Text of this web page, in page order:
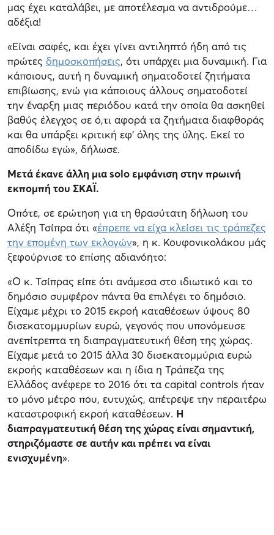
μας έχει καταλάβει, με αποτέλεσμα να αντιδρούμε…
αδέξια!
«Είναι σαφές, και έχει γίνει αντιληπτό ήδη από τις
πρώτες δημοσκοπήσεις, ότι υπάρχει μια δυναμική. Για
κάποιους, αυτή η δυναμική σηματοδοτεί ζητήματα
επιβίωσης, ενώ για κάποιους άλλους σηματοδοτεί
την έναρξη μιας περιόδου κατά την οποία θα ασκηθεί
βαθύς έλεγχος σε ό,τι αφορά τα ζητήματα διαφθοράς
και θα υπάρξει κριτική εφ’ όλης της ύλης. Εκεί το
αποδίδω εγώ», δήλωσε.
Μετά έκανε άλλη μια solo εμφάνιση στην πρωινή
εκπομπή του ΣΚΑΪ.
Οπότε, σε ερώτηση για τη θρασύτατη δήλωση του
Αλέξη Τσίπρα ότι «έπρεπε να είχα κλείσει τις τράπεζες
την επομένη των εκλογών», η κ. Κουφονικολάκου μάς
ξεφούρνισε το επίσης αδιανόητο:
«Ο κ. Τσίπρας είπε ότι ανάμεσα στο ιδιωτικό και το
δημόσιο συμφέρον πάντα θα επιλέγει το δημόσιο.
Είχαμε μέχρι το 2015 εκροή καταθέσεων ύψους 80
δισεκατομμυρίων ευρώ, γεγονός που υπονόμευσε
ανεπίτρεπτα τη διαπραγματευτική θέση της χώρας.
Είχαμε μετά το 2015 άλλα 30 δισεκατομμύρια ευρώ
εκροής καταθέσεων και η ίδια η Τράπεζα της
Ελλάδος ανέφερε το 2016 ότι τα capital controls ήταν
το μόνο μέτρο που, ευτυχώς, απέτρεψε την περαιτέρω
καταστροφική εκροή καταθέσεων. Η
διαπραγματευτική θέση της χώρας είναι σημαντική,
στηριζόμαστε σε αυτήν και πρέπει να είναι
ενισχυμένη».